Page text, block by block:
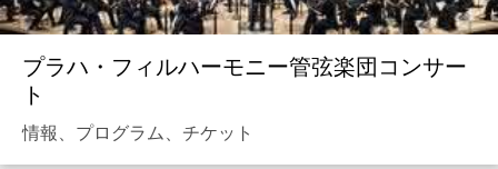
プラハ・フィルハーモニー管弦楽団コンサー
ト
情報、プログラム、チケット